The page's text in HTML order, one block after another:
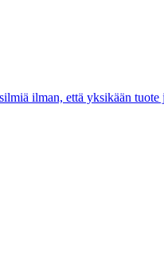
ilman, että yksikään tuote